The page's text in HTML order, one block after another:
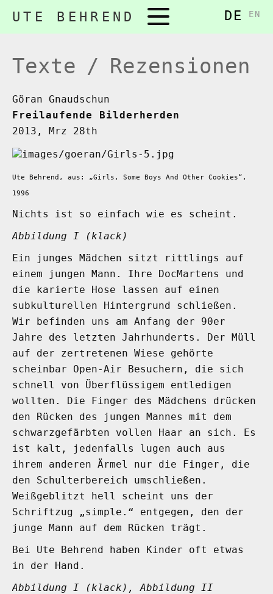
Navigation
UTE BEHREND DE EN
Texte / Rezensionen
Göran Gnaudschun
Freilaufende Bilderherden
2013, Mrz 28th
Ute Behrend, aus: „Girls, Some Boys And Other Cookies“,
1996
Nichts ist so einfach wie es scheint.
Abbildung I (klack)
Ein junges Mädchen sitzt rittlings auf
einem jungen Mann. Ihre DocMartens und
die karierte Hose lassen auf einen
subkulturellen Hintergrund schließen.
Wir befinden uns am Anfang der 90er
Jahre des letzten Jahrhunderts. Der Müll
auf der zertretenen Wiese gehörte
scheinbar Open-Air Besuchern, die sich
schnell von Überflüssigem entledigen
wollten. Die Finger des Mädchens drücken
den Rücken des jungen Mannes mit dem
schwarzgefärbten vollen Haar an sich. Es
ist kalt, jedenfalls lugen auch aus
ihrem anderen Ärmel nur die Finger, die
den Schulterbereich umschließen.
Weißgeblitzt hell scheint uns der
Schriftzug „simple.“ entgegen, den der
junge Mann auf dem Rücken trägt.
Bei Ute Behrend haben Kinder oft etwas
in der Hand.
Abbildung I (klack), Abbildung II